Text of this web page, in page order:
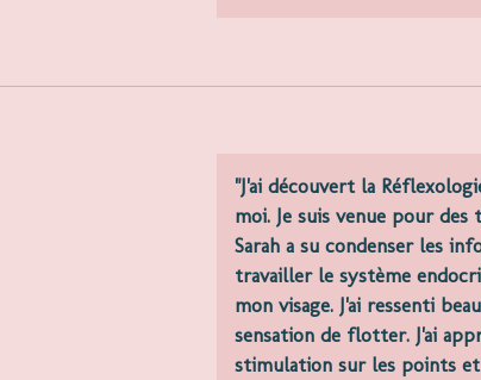
"J'ai découvert la
moi. Je suis venue pour
Sarah a su condenser les
travailler le système
mon visage. J'ai ressenti
sensation de flotter. J'ai
stimulation sur les points et